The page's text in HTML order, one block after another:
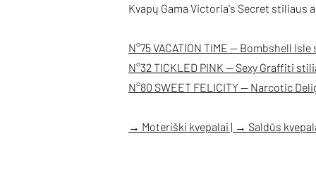
Kvapų Gama Victoria's Secret stiliaus
N°75 VACATION TIME — Bombshell
N°32 TICKLED PINK — Sexy Graffiti
N°80 SWEET FELICITY — Narcotic
→ Moteriški kvepalai | → Saldūs